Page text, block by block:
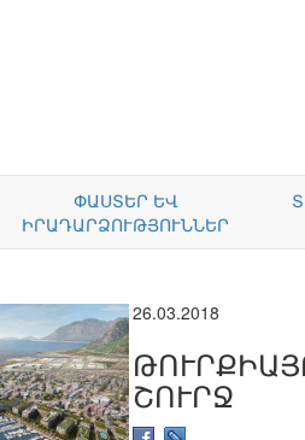
ՓԱՍՏԵՐ ԵՎ
ԻՐԱԴԱՐՁՈՒԹՅՈՒՆՆԵՐ
26.03.2018
ՇՈՒՐՋ